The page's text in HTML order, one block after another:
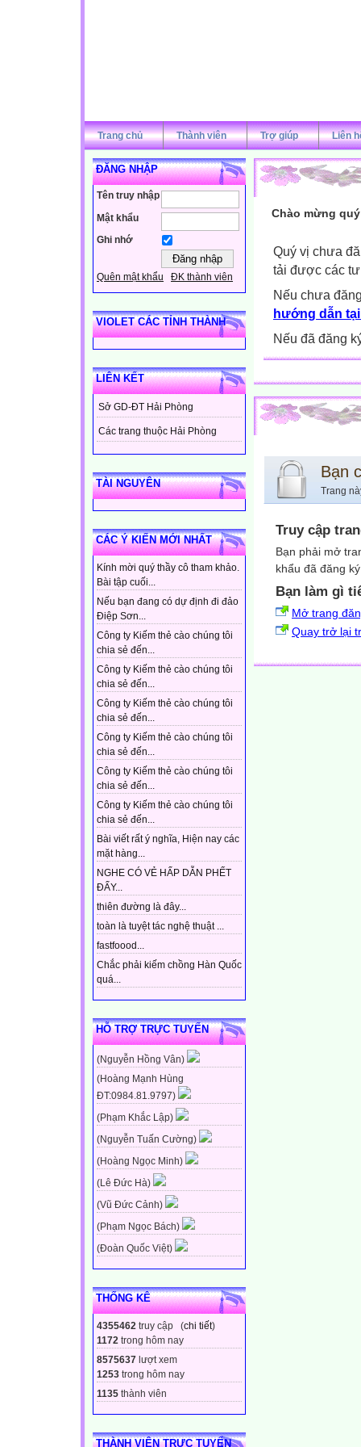
Trang chủ Thành viên Trợ giúp Liên
ĐĂNG NHẬP
Tên truy nhập
Mật khẩu
Ghi nhớ
Quên mật khẩu ĐK thành viên
VIOLET CÁC TỈNH THÀNH
LIÊN KẾT
Sở GD-ĐT Hải Phòng
Các trang thuộc Hải Phòng
TÀI NGUYÊN
CÁC Ý KIẾN MỚI NHẤT
Kính mời quý thầy cô tham khảo.
Bài tập cuối...
Nếu bạn đang có dự định đi đảo
Điệp Sơn...
Công ty Kiếm thẻ cào chúng tôi
chia sẻ đến...
Công ty Kiếm thẻ cào chúng tôi
chia sẻ đến...
Công ty Kiếm thẻ cào chúng tôi
chia sẻ đến...
Công ty Kiếm thẻ cào chúng tôi
chia sẻ đến...
Công ty Kiếm thẻ cào chúng tôi
chia sẻ đến...
Công ty Kiếm thẻ cào chúng tôi
chia sẻ đến...
Bài viết rất ý nghĩa, Hiện nay các
mặt hàng...
NGHE CÓ VẺ HẤP DẪN PHẾT
ĐẤY...
thiên đường là đây...
toàn là tuyệt tác nghệ thuật ...
fastfoood...
Chắc phải kiếm chồng Hàn Quốc
quá...
HỖ TRỢ TRỰC TUYẾN
(Nguyễn Hồng Vân)
(Hoàng Mạnh Hùng
ĐT:0984.81.9797)
(Phạm Khắc Lập)
(Nguyễn Tuấn Cường)
(Hoàng Ngọc Minh)
(Lê Đức Hà)
(Vũ Đức Cảnh)
(Phạm Ngọc Bách)
(Đoàn Quốc Việt)
THỐNG KÊ
4355462 truy cập (chi tiết)
1172 trong hôm nay
8575637 lượt xem
1253 trong hôm nay
1135 thành viên
THÀNH VIÊN TRỰC TUYẾN
Chào mừng
Quý vị chưa
tải được các
Nếu chưa
hướng dẫn
Nếu đã đăng
Bạn
Trang
Truy cập
Bạn phải mở
khẩu đã đăng
Bạn làm gì
Mở trang
Quay trở lại